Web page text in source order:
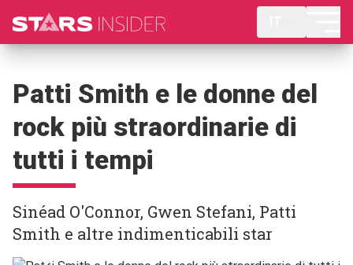
Patti Smith e le donne del
rock più straordinarie di
tutti i tempi
Sinéad O'Connor, Gwen Stefani, Patti
Smith e altre indimenticabili star